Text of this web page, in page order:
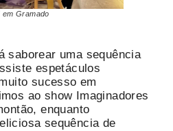
em Gramado
saborear uma sequência
espetáculos
sucesso em
ao show Imaginadores
enquanto
sequência de